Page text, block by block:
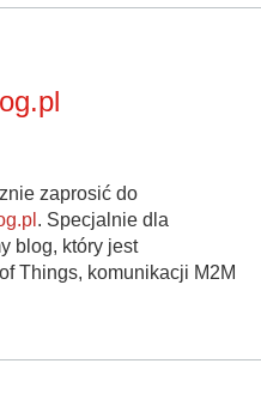
zaprosić do
. Specjalnie dla
blog, który jest
Things, komunikacji M2M